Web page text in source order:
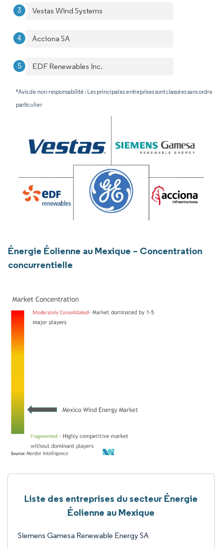
Vestas Wind Systems
Acciona SA
EDF Renewables Inc.
*Avis de non-responsabilité : Les principales entreprises sont classées sans ordre
particulier
Énergie Éolienne au Mexique – Concentration
concurrentielle
Liste des entreprises du secteur Énergie
Éolienne au Mexique
Siemens Gamesa Renewable Energy SA